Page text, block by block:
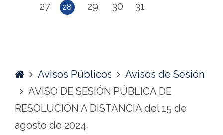
27
28 29 30 31
HomeAvisos Públicos
Avisos de Sesión
AVISO DE SESIÓN PÚBLICA DE
RESOLUCIÓN A DISTANCIA del 15 de
agosto de 2024